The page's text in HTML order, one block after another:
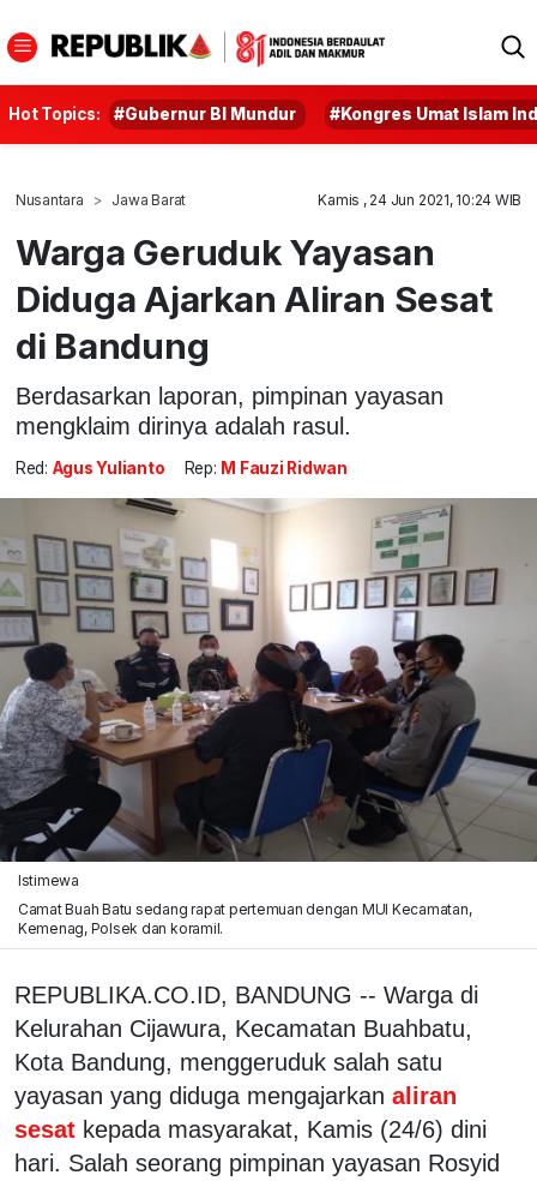
Hot Topics: #Gubernur BI Mundur #Kongres Umat Islam
Nusantara Jawa Barat Kamis , 24 Jun 2021, 10:24 WIB
Warga Geruduk Yayasan
Diduga Ajarkan Aliran Sesat
di Bandung
Berdasarkan laporan, pimpinan yayasan
mengklaim dirinya adalah rasul.
Red: Agus Yulianto Rep: M Fauzi Ridwan
Istimewa
Camat Buah Batu sedang rapat pertemuan dengan MUI Kecamatan,
Kemenag, Polsek dan koramil.
REPUBLIKA.CO.ID, BANDUNG -- Warga di
Kelurahan Cijawura, Kecamatan Buahbatu,
Kota Bandung, menggeruduk salah satu
yayasan yang diduga mengajarkan aliran
sesat kepada masyarakat, Kamis (24/6) dini
hari. Salah seorang pimpinan yayasan Rosyid